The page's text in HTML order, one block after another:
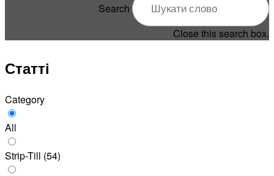
Search
Close this search box.
Статті
Category
All
Strip-Till (54)